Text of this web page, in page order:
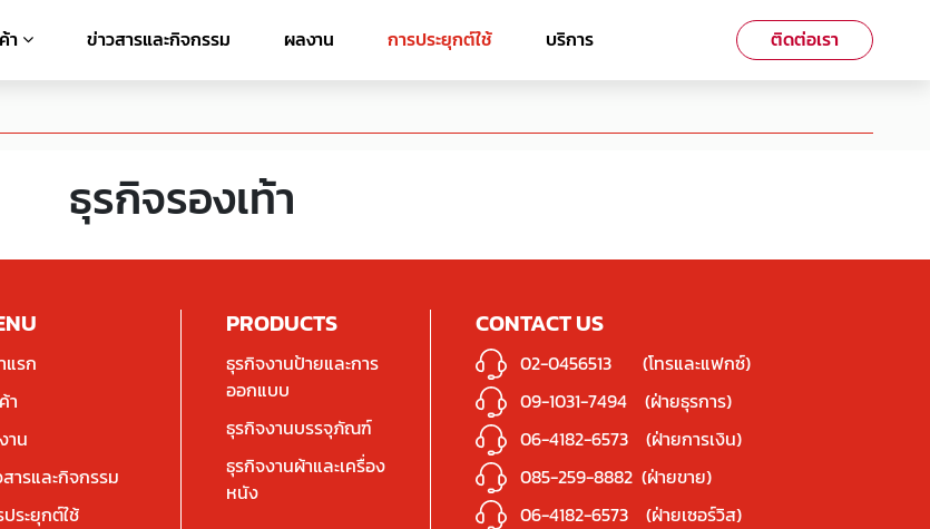
า ข่าวสารและกิจกรรม ผลงาน การประยุกต์ใช้ บริการ ติดต่อเรา
ธุรกิจรองเท้า
แรก
า
าน
สารและกิจกรรม
ระยุกต์ใช้
PRODUCTS
ธุรกิจงานป้ายและการ
ออกแบบ
ธุรกิจงานบรรจุภัณฑ์
ธุรกิจงานผ้าและเครื่อง
หนัง
CONTACT US
02-0456513
(โทรและแฟกซ์)
09-1031-7494 (ฝ่ายธุรการ)
06-4182-6573 (ฝ่ายการเงิน)
085-259-8882 (ฝ่ายขาย)
06-4182-6573 (ฝ่ายเซอร์วิส)